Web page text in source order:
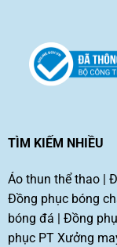
TÌM KIẾM NHIỀU
Áo thun thể thao|
Đồng phục bóng
bóng đá | Đồng
phục PT Xưởng